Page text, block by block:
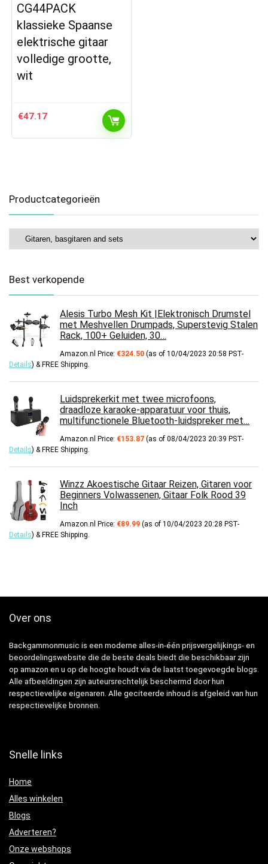
CG44PACK
klassieke Spaanse
elektrische gitaar
volledige grootte,
wit
€47.17
Productcategorieën
Best verkopende
Alesis Turbo Mesh Kit |Elektronisch Drumstel
met Meshvellen Drumpads, Superstevig Stalen
Rack, 100+ Geluiden, 30…
Amazon.nl Price: €324.50 (as of 10/04/2023 20:58 PST-
Details) & FREE Shipping.
Luidsprekerkit met twee microfoons,
draadloze karaoke-apparatuur voor thuis,
multifunctionele Bluetooth-luidspreker met…
Amazon.nl Price: €153.87 (as of 08/04/2023 20:39 PST-
Details) & FREE Shipping.
Winzz Akoestische Gitaar Reizen, Gitaren voor
Beginners Volwassenen, Gitaar Folk Rood 39
Inch
Amazon.nl Price: €89.99 (as of 10/04/2023 20:28 PST-
Details) & FREE Shipping.
Over ons
Backgammonmusic is een moderne alles-in-één prijsvergelijkings- en
beoordelingswebsite die de beste deals biedt die beschikbaar zijn
op amazon en u op de hoogte houdt via de laatst toegevoegde blogs.
Alle afbeeldingen zijn auteursrechtelijk beschermd door hun
respectievelijke eigenaren. Alle geciteerde inhoud is afgeleid van hun
respectievelijke bronnen.
Snelle links
Home
Alles winkelen
Blogs
Adverteren?
Onze webshops